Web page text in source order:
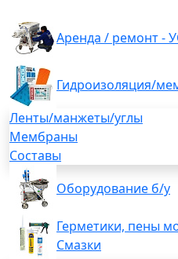
Аренда / ремонт -
Гидроизоляция/
Ленты/манжеты/углы
Мембраны
Составы
Оборудование б/у
Герметики, пены
Смазки